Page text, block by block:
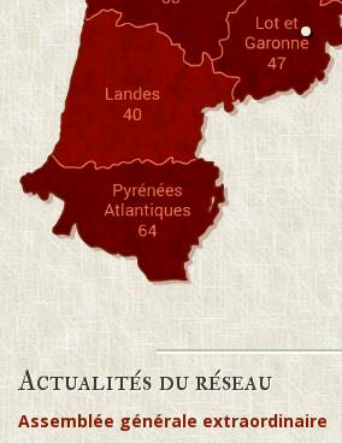
Actualités du réseau
Assemblée générale extraordinaire